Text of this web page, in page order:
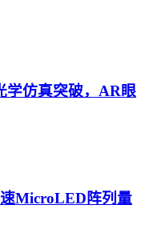
学仿真突破，AR眼
MicroLED阵列量